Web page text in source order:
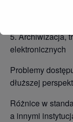
5. Archiwizacja,
elektronicznych
Problemy
dłuższej
Różnice w
a innymi